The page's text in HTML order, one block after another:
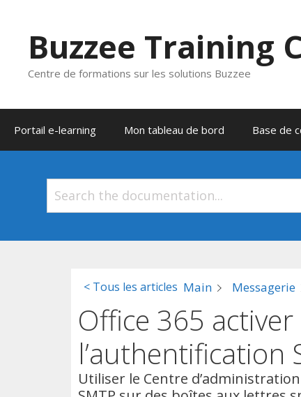
contenuBuzzee Training
Centre de formations sur les solutions Buzzee
Portail e-learning Mon tableau de bord Base de
< Tous les articles Main Messagerie
Office 365
l’authentification
Utiliser le Centre